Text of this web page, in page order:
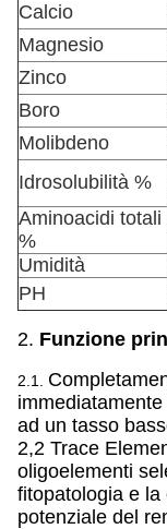
Calcio
Magnesio
Zinco
Boro
Molibdeno
Idrosolubilità %
Aminoacidi totali
%
Umidità
PH
2. Funzione
2.1.
ad un tasso
2,2 Trace
oligoelementi
fitopatologia e la
potenziale del